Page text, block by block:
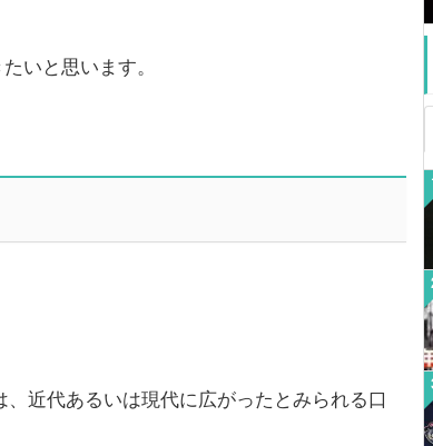
いと思います。
近代あるいは現代に広がったとみられる口